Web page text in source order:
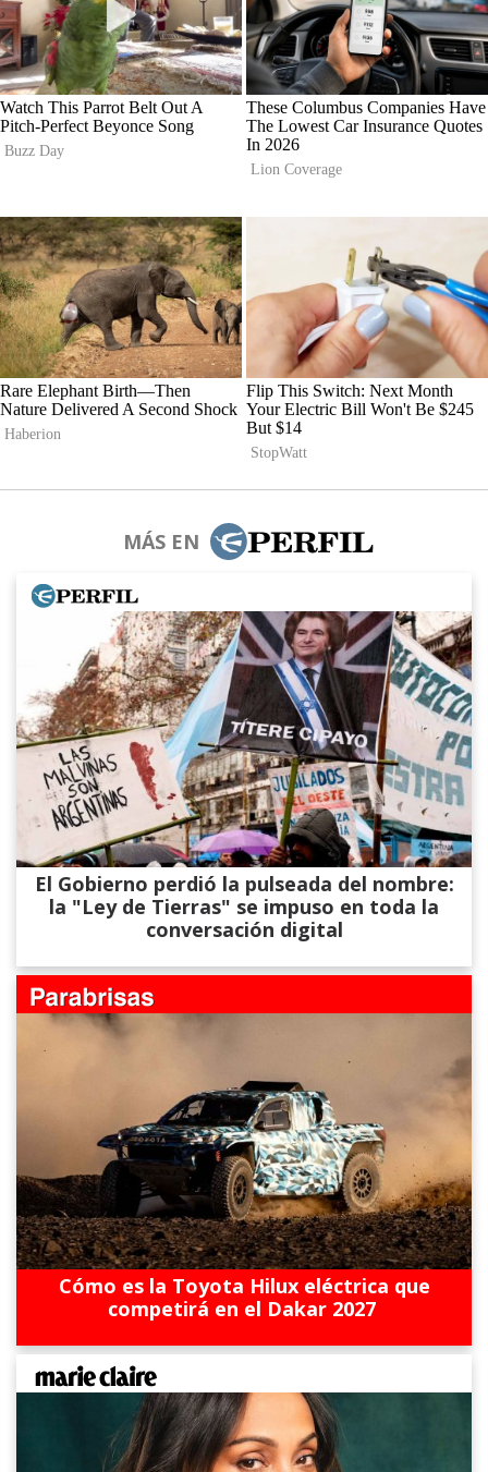
MÁS EN
El Gobierno perdió la pulseada del nombre:
la "Ley de Tierras" se impuso en toda la
conversación digital
Cómo es la Toyota Hilux eléctrica que
competirá en el Dakar 2027